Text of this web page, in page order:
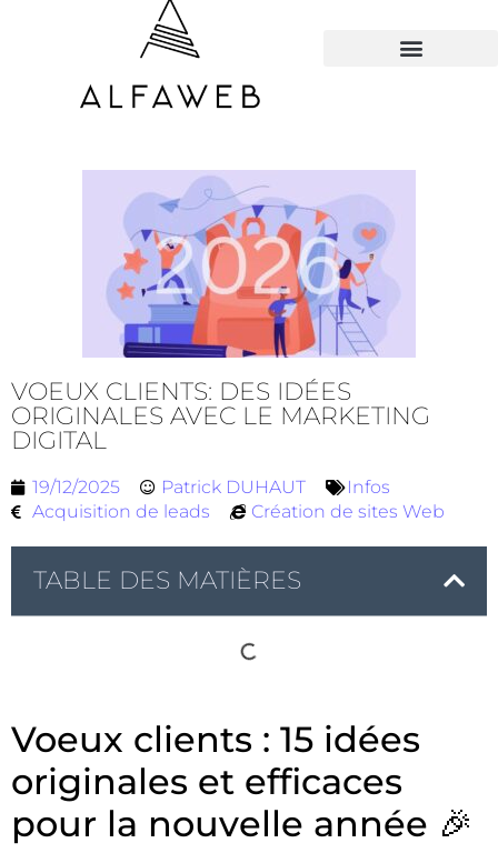
VOEUX CLIENTS: DES IDÉES
ORIGINALES AVEC LE MARKETING
DIGITAL
19/12/2025 Patrick DUHAUT
Infos
Acquisition de leads
Création de sites Web
TABLE DES MATIÈRES
Voeux clients : 15 idées
originales et efficaces
pour la nouvelle année 🎉